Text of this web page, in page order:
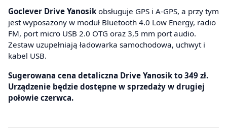
Goclever Drive Yanosik obsługuje GPS i A-GPS, a przy tym
jest wyposażony w moduł Bluetooth 4.0 Low Energy, radio
FM, port micro USB 2.0 OTG oraz 3,5 mm port audio.
Zestaw uzupełniają ładowarka samochodowa, uchwyt i
kabel USB.
Sugerowana cena detaliczna Drive Yanosik to 349 zł.
Urządzenie będzie dostępne w sprzedaży w drugiej
połowie czerwca.